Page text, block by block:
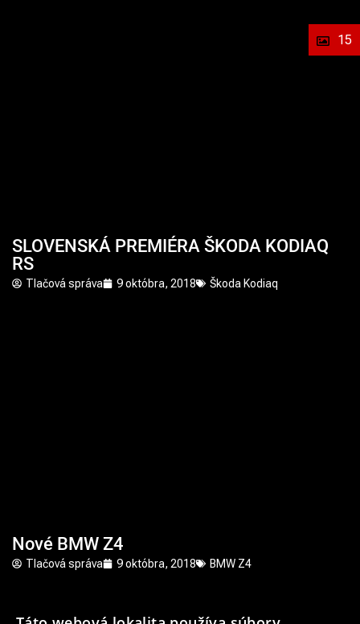
15
SLOVENSKÁ PREMIÉRA ŠKODA KODIAQ
RS
Tlačová správa 9 októbra, 2018 Škoda Kodiaq
Nové BMW Z4
Tlačová správa 9 októbra, 2018 BMW Z4